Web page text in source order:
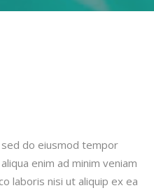
do eiusmod tempor
enim ad minim veniam
laboris nisi ut aliquip ex ea